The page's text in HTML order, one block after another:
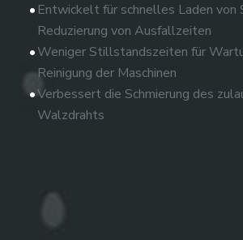
Entwickelt für schnelles Laden von
Reduzierung von Ausfallzeiten
Weniger Stillstandszeiten für
Reinigung der Maschinen
Verbessert die Schmierung des
Walzdrahts